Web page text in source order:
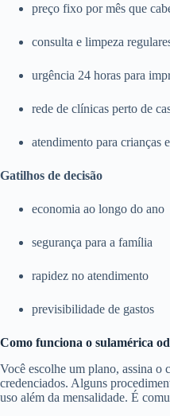
preço fixo por mês que
consulta e limpeza
urgência 24 horas para
rede de clínicas perto de
atendimento para crianças
Gatilhos de decisão
economia ao longo do ano
segurança para a família
rapidez no atendimento
previsibilidade de gastos
Como funciona o sulamérica
Você escolhe um plano, assina o
credenciados. Alguns
uso além da mensalidade. É